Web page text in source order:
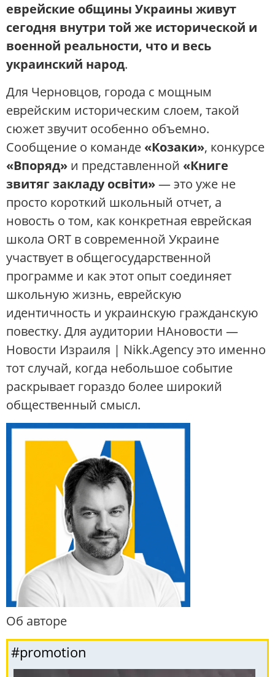
еврейские общины Украины живут
сегодня внутри той же исторической и
военной реальности, что и весь
украинский народ.
Для Черновцов, города с мощным
еврейским историческим слоем, такой
сюжет звучит особенно объемно.
Сообщение о команде «Козаки», конкурсе
«Впоряд» и представленной «Книге
звитяг закладу освіти»— это уже не
просто короткий школьный отчет, а
новость о том, как конкретная еврейская
школа ORT в современной Украине
участвует в общегосударственной
программе и как этот опыт соединяет
школьную жизнь, еврейскую
идентичность и украинскую гражданскую
повестку. Для аудитории НАновости —
Новости Израиля | Nikk.Agency это именно
тот случай, когда небольшое событие
раскрывает гораздо более широкий
общественный смысл.
Об авторе
#promotion